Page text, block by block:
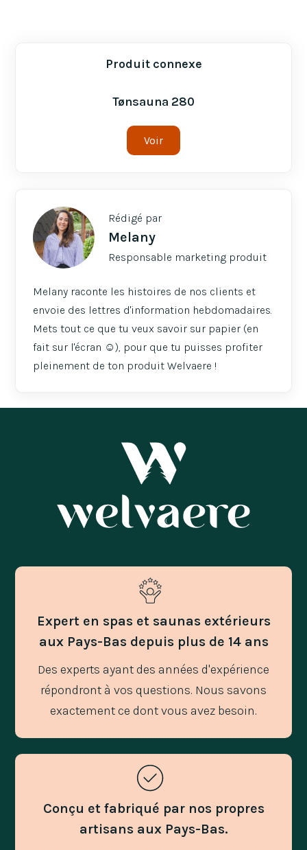
Produit connexe
Tønsauna 280
Voir
Rédigé par
Melany
Responsable marketing produit
Melany raconte les histoires de nos clients et
envoie des lettres d'information hebdomadaires.
Mets tout ce que tu veux savoir sur papier (en
fait sur l'écran ☺️), pour que tu puisses profiter
pleinement de ton produit Welvaere !
Expert en spas et saunas extérieurs
aux Pays-Bas depuis plus de 14 ans
Des experts ayant des années d'expérience
répondront à vos questions. Nous savons
exactement ce dont vous avez besoin.
Conçu et fabriqué par nos propres
artisans aux Pays-Bas.